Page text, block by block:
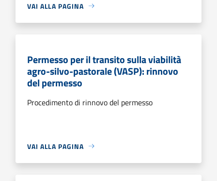
VAI ALLA PAGINA
Permesso per il transito sulla viabilità
agro-silvo-pastorale (VASP): rinnovo
del permesso
Procedimento di rinnovo del permesso
VAI ALLA PAGINA